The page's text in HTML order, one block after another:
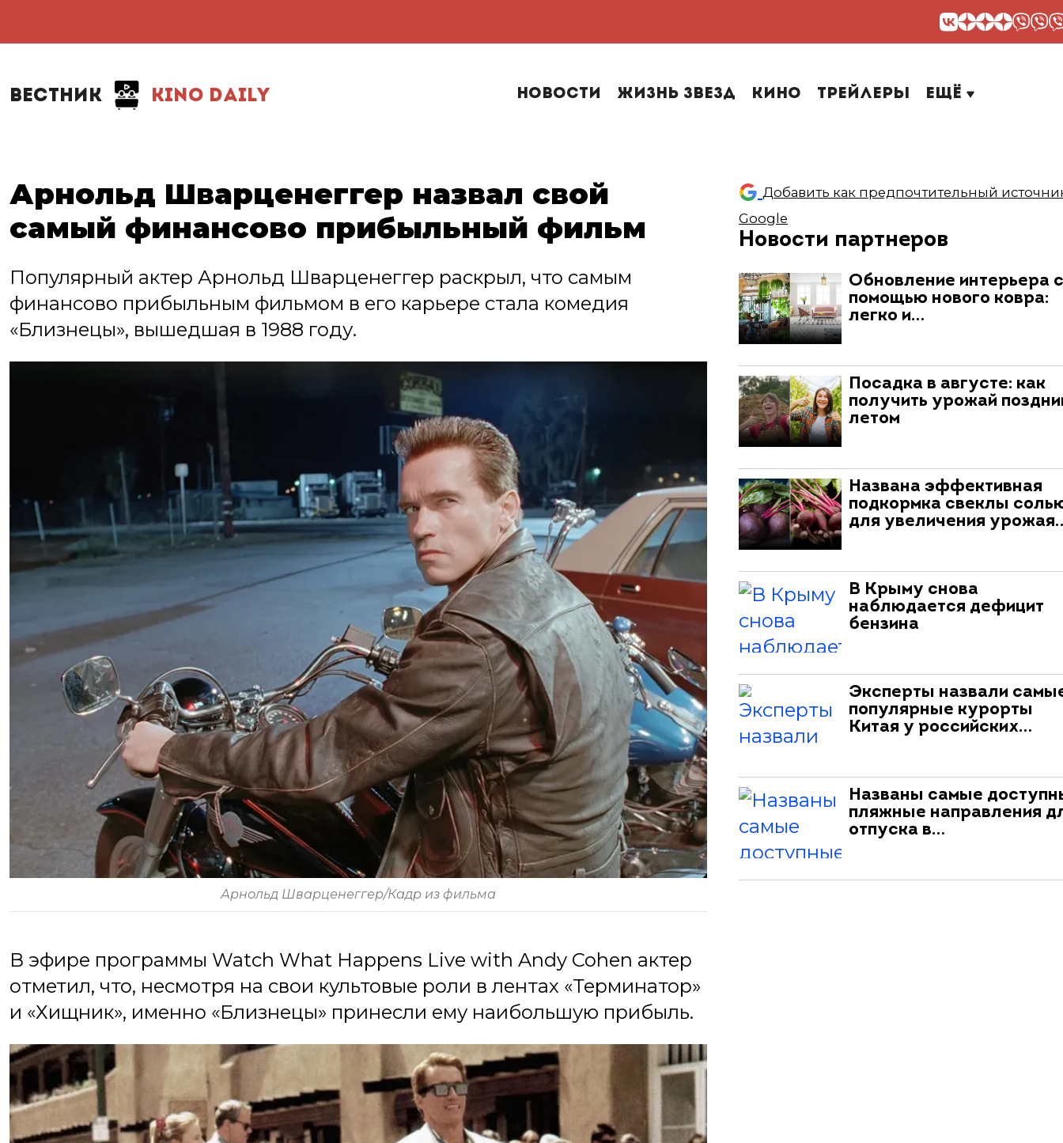
ВЕСТНИК KINO DAILY Новости Жизнь звезд Кино Трейлеры Ещё
Арнольд Шварценеггер назвал свой
самый финансово прибыльный фильм
Популярный актер Арнольд Шварценеггер раскрыл, что самым
финансово прибыльным фильмом в его карьере стала комедия
«Близнецы», вышедшая в 1988 году.
Арнольд Шварценеггер/Кадр из фильма
В эфире программы Watch What Happens Live with Andy Cohen актер
отметил, что, несмотря на свои культовые роли в лентах «Терминатор»
и «Хищник», именно «Близнецы» принесли ему наибольшую прибыль.
Добавить как предпочтительный
Google
Новости партнеров
Обновление интерьера с
помощью нового ковра:
легко и…
Посадка в августе: как
получить урожай
летом
Названа эффективная
подкормка свеклы
для увеличения
В Крыму снова
наблюдается дефицит
бензина
Эксперты назвали
популярные курорты
Китая у российских…
Названы самые
пляжные направления
отпуска в…